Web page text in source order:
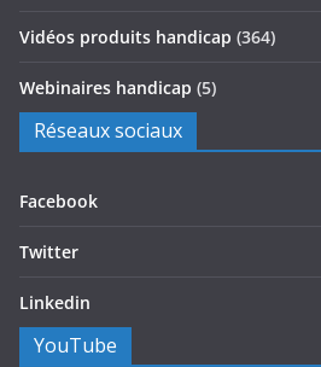
Vidéos produits handicap (364)
Webinaires handicap (5)
Réseaux sociaux
Facebook
Twitter
Linkedin
YouTube